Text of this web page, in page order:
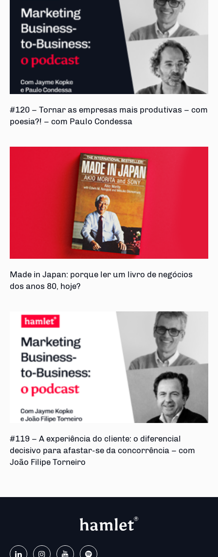
#120 – Tornar as empresas mais produtivas – com
poesia?! – com Paulo Condessa
Made in Japan: porque ler um livro de negócios
dos anos 80, hoje?
#119 – A experiência do cliente: o diferencial
decisivo para afastar-se da concorrência – com
João Filipe Torneiro